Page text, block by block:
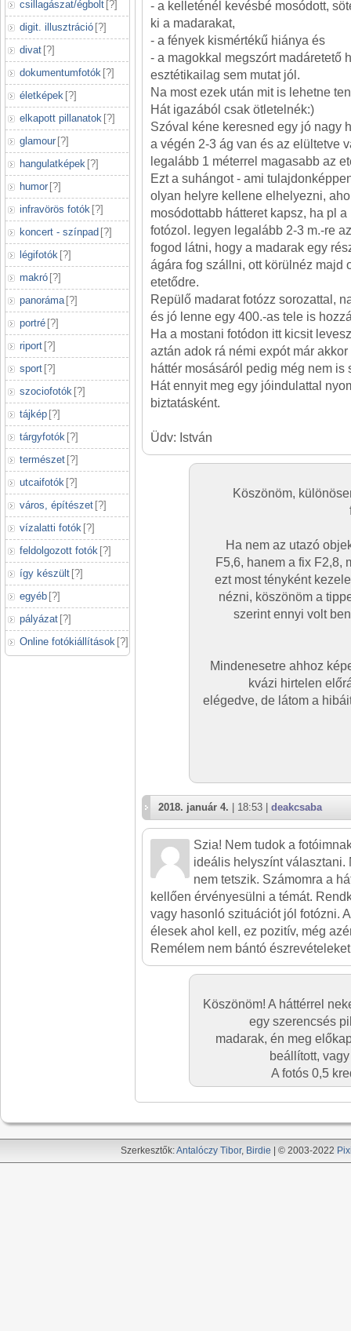
csillagászat/égbolt [?]
digit. illusztráció [?]
divat [?]
dokumentumfotók [?]
életképek [?]
elkapott pillanatok [?]
glamour [?]
hangulatképek [?]
humor [?]
infravörös fotók [?]
koncert - színpad [?]
légifotók [?]
makró [?]
panoráma [?]
portré [?]
riport [?]
sport [?]
szociofotók [?]
tájkép [?]
tárgyfotók [?]
természet [?]
utcaifotók [?]
város, építészet [?]
vízalatti fotók [?]
feldolgozott fotók [?]
így készült [?]
egyéb [?]
pályázat [?]
Online fotókiállítások [?]
- a kelleténél kevésbé mosódott,
ki a madarakat,
- a fények kismértékű hiánya és
- a magokkal megszórt madáretető
esztétikailag sem mutat jól.
Na most ezek után mit is lehetne
Hát igazából csak ötletelnék:)
Szóval kéne keresned egy jó nagy
a végén 2-3 ág van és az elültetve
legalább 1 méterrel magasabb az
Ezt a suhángot - ami
olyan helyre kellene elhelyezni,
mosódottabb hátteret kapsz, ha pl
fotózol. legyen legalább 2-3 m.-re
fogod látni, hogy a madarak egy
ágára fog szállni, ott körülnéz majd
etetődre.
Repülő madarat fotózz sorozattal,
és jó lenne egy 400.-as tele is
Ha a mostani fotódon itt kicsit
aztán adok rá némi expót már
háttér mosásáról pedig még nem is
Hát ennyit meg egy jóindulattal
biztatásként.
Üdv: István
Köszönöm,
Ha nem az utazó
F5,6, hanem a fix F2,8,
ezt most tényként
nézni, köszönöm a
szerint ennyi volt
Mindenesetre ahhoz
kvázi hirtelen
elégedve, de látom a
2018. január 4. | 18:53 | deakcsaba
Szia! Nem tudok a
ideális helyszínt választani.
nem tetszik. Számomra a
kellően érvényesülni a témát.
vagy hasonló szituációt jól fotózni.
élesek ahol kell, ez pozitív, még
Remélem nem bántó
Köszönöm! A háttérrel
egy szerencsés
madarak, én meg
beállított,
A fotós 0,5
Szerkesztők:Antalóczy Tibor, Birdie | © 2003-2022